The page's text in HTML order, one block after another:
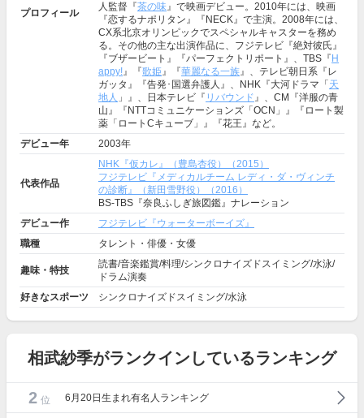
プロフィール
人監督『茶の味』で映画デビュー。2010年には、映画
『恋するナポリタン』『NECK』で主演。2008年には、
CX系北京オリンピックでスペシャルキャスターを務め
る。その他の主な出演作品に、フジテレビ『絶対彼氏』
『ブザービート』『パーフェクトリポート』、TBS『 H
appy!』『歌姫』『華麗なる一族』、テレビ朝日系『レ
ガッタ』『告発･国選弁護人』、NHK『大河ドラマ「 天
地人 」』、日本テレビ『 リバウンド』、CM『洋服の青
山』『NTTコミュニケーションズ「OCN」』『ロート製
薬「ロートCキューブ」』『花王』など。
デビュー年
2003年
代表作品
NHK『仮カレ』（豊島杏役）（2015）
フジテレビ『メディカルチーム レディ・ダ・ヴィンチ
の診断』（新田雪野役）（2016）
BS-TBS『奈良ふしぎ旅図鑑』ナレーション
デビュー作
フジテレビ『ウォーターボーイズ』
職種
タレント・俳優・女優
趣味・特技
読書/音楽鑑賞/料理/シンクロナイズドスイミング/水泳/
ドラム演奏
好きなスポーツ
シンクロナイズドスイミング/水泳
相武紗季がランクインしているランキング
2 位 6月20日生まれ有名人ランキング